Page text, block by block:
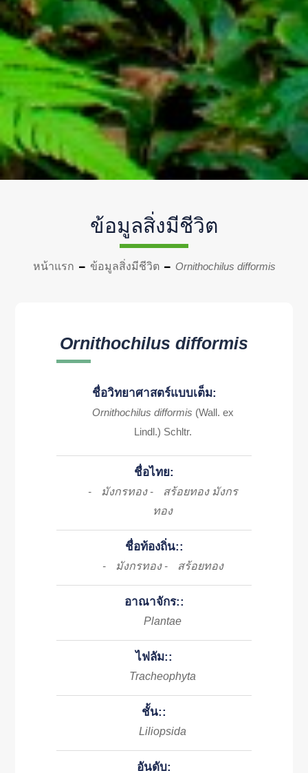
ข้อมูลสิ่งมีชีวิต
หน้าแรก ข้อมูลสิ่งมีชีวิต Ornithochilus difformis
Ornithochilus difformis
ชื่อวิทยาศาสตร์แบบเต็ม:
Ornithochilus difformis (Wall. ex
Lindl.) Schltr.
ชื่อไทย:
- มังกรทอง -
สร้อยทอง มังกร
ทอง
ชื่อท้องถิ่น::
- มังกรทอง - สร้อยทอง
อาณาจักร::
Plantae
ไฟลัม::
Tracheophyta
ชั้น::
Liliopsida
อันดับ: